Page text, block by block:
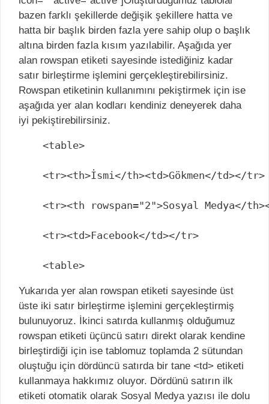
bazen farklı şekillerde değişik şekillere hatta ve
hatta bir başlık birden fazla yere sahip olup o başlık
altına birden fazla kısım yazılabilir. Aşağıda yer
alan rowspan etiketi sayesinde istediğiniz kadar
satır birleştirme işlemini gerçekleştirebilirsiniz.
Rowspan etiketinin kullanımını pekiştirmek için ise
aşağıda yer alan kodları kendiniz deneyerek daha
iyi pekiştirebilirsiniz.
<table>
<tr><th>İsmi</th><td>Gökmen</td></tr>
<tr><th rowspan="2">Sosyal Medya</
<tr><td>Facebook</td></tr>
<table>
Yukarıda yer alan rowspan etiketi sayesinde üst
üste iki satır birleştirme işlemini gerçekleştirmiş
bulunuyoruz. İkinci satırda kullanmış olduğumuz
rowspan etiketi üçüncü satırı direkt olarak kendine
birleştirdiği için ise tablomuz toplamda 2 sütundan
oluştuğu için dördüncü satırda bir tane <td> etiketi
kullanmaya hakkımız oluyor. Dördünü satırın ilk
etiketi otomatik olarak Sosyal Medya yazısı ile dolu